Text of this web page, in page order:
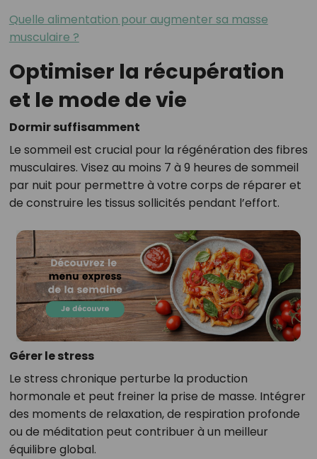
Quelle alimentation pour augmenter sa masse
musculaire ?
Optimiser la récupération
et le mode de vie
Dormir suffisamment
Le sommeil est crucial pour la régénération des fibres
musculaires. Visez au moins 7 à 9 heures de sommeil
par nuit pour permettre à votre corps de réparer et
de construire les tissus sollicités pendant l’effort.
Gérer le stress
Le stress chronique perturbe la production
hormonale et peut freiner la prise de masse. Intégrer
des moments de relaxation, de respiration profonde
ou de méditation peut contribuer à un meilleur
équilibre global.